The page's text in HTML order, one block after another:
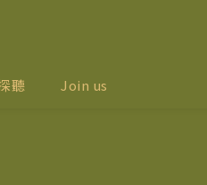
聽 Join us